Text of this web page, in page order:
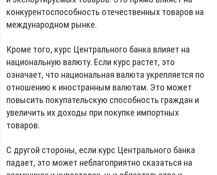
конкурентоспособность отечественных товаров на
международном рынке.
Кроме того, курс Центрального банка влияет на
национальную валюту. Если курс растет, это
означает, что национальная валюта укрепляется по
отношению к иностранным валютам. Это может
повысить покупательскую способность граждан и
увеличить их доходы при покупке импортных
товаров.
С другой стороны, если курс Центрального банка
падает, это может неблагоприятно сказаться на